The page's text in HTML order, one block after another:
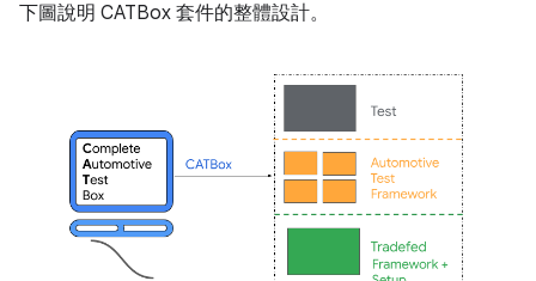
下圖說明 CATBox 套件的整體設計。